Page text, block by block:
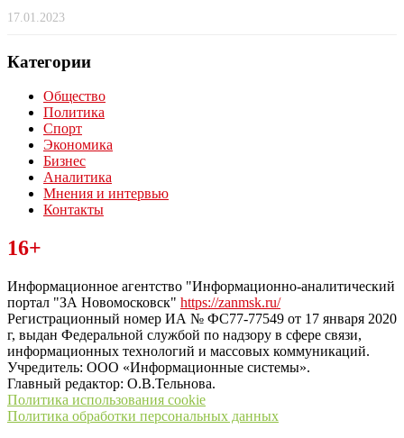
17.01.2023
Категории
Общество
Политика
Спорт
Экономика
Бизнес
Аналитика
Мнения и интервью
Контакты
Читайте последние новости дня в Тульской области на сайте
“ЗаНовомосковск”
16+
Информационное агентство "Информационно-аналитический
портал "ЗА Новомосковск" https://zanmsk.ru/
Регистрационный номер ИА № ФС77-77549 от 17 января 2020
г, выдан Федеральной службой по надзору в сфере связи,
информационных технологий и массовых коммуникаций.
Учредитель: ООО «Информационные системы».
Главный редактор: О.В.Тельнова.
Политика использования cookie
Политика обработки персональных данных